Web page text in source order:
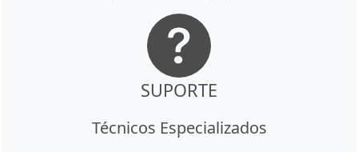
SUPORTE
Técnicos Especializados